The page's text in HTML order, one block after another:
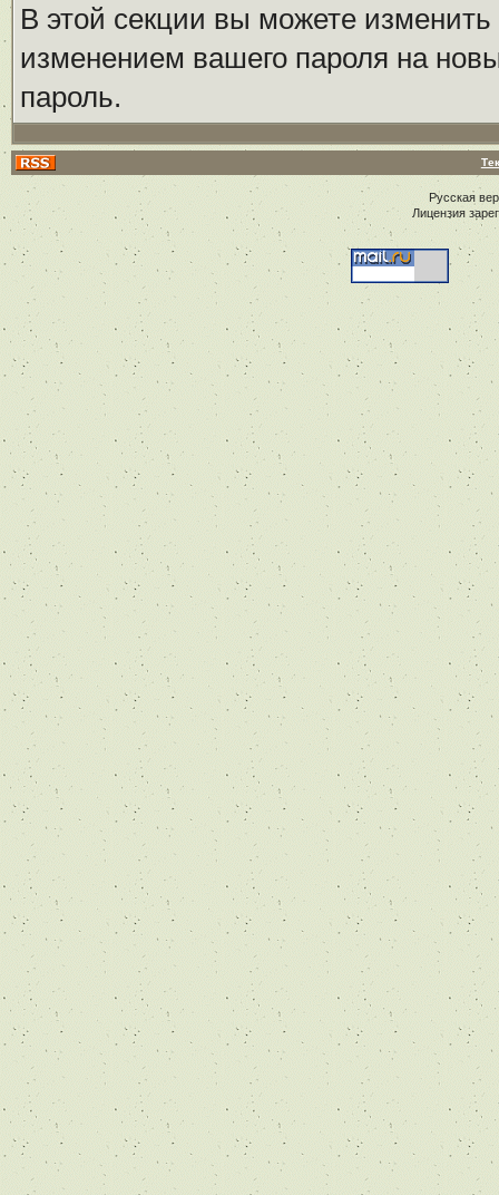
В этой секции вы можете
изменением вашего пароля на
пароль.
Русская
Лицензия